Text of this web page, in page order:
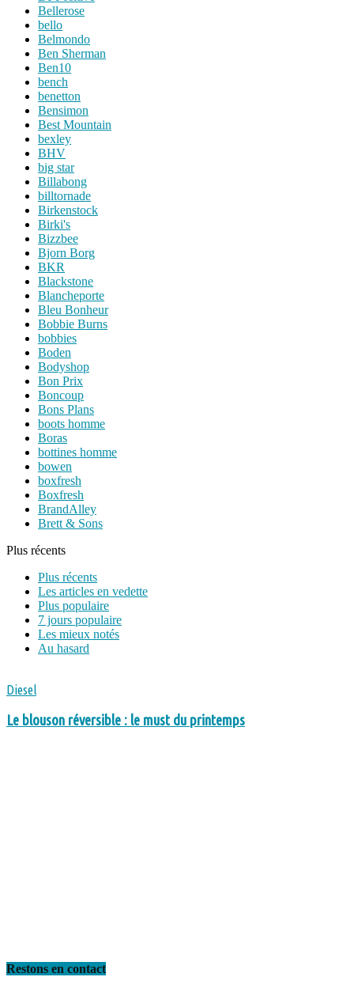
Bellerose
bello
Belmondo
Ben Sherman
Ben10
bench
benetton
Bensimon
Best Mountain
bexley
BHV
big star
Billabong
billtornade
Birkenstock
Birki's
Bizzbee
Bjorn Borg
BKR
Blackstone
Blancheporte
Bleu Bonheur
Bobbie Burns
bobbies
Boden
Bodyshop
Bon Prix
Boncoup
Bons Plans
boots homme
Boras
bottines homme
bowen
boxfresh
Boxfresh
BrandAlley
Brett & Sons
Plus récents
Plus récents
Les articles en vedette
Plus populaire
7 jours populaire
Les mieux notés
Au hasard
Diesel
Le blouson réversible : le must du printemps
Restons en contact